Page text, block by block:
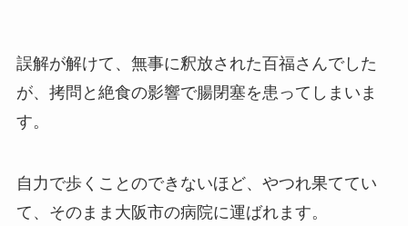
誤解が解けて、無事に釈放された百福さんでした
が、拷問と絶食の影響で腸閉塞を患ってしまいま
す。
自力で歩くことのできないほど、やつれ果ててい
て、そのまま大阪市の病院に運ばれます。